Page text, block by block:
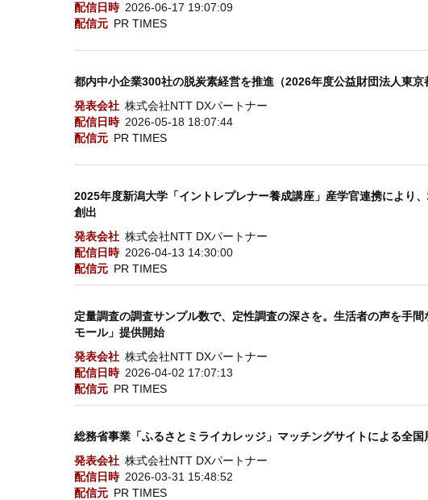
配信日時 2026-06-17 19:07:09
配信元 PR TIMES
都内中小企業300社の脱炭素経営を推進（2026年度公益財団法人東京
発表会社 株式会社NTT DXパートナー
配信日時 2026-05-18 18:07:44
配信元 PR TIMES
2025年度新潟大学「イントレプレナー養成講座」産学官連携により
創出
発表会社 株式会社NTT DXパートナー
配信日時 2026-04-13 14:30:00
配信元 PR TIMES
定量調査の調査サンプル数で、定性調査の深さを。生活者の声を手
モール」提供開始
発表会社 株式会社NTT DXパートナー
配信日時 2026-04-02 17:07:13
配信元 PR TIMES
総務省事業「ふるさとミライカレッジ」マッチングサイトによる全国
発表会社 株式会社NTT DXパートナー
配信日時 2026-03-31 15:48:52
配信元 PR TIMES